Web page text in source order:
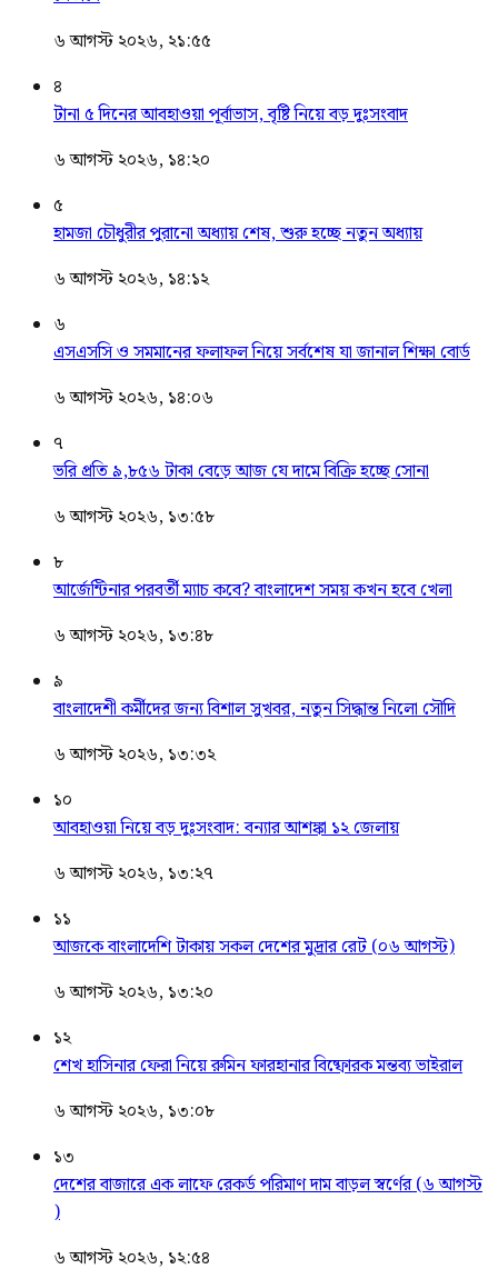
৬ আগস্ট ২০২৬, ২১:৫৫
৪
টানা ৫ দিনের আবহাওয়া পূর্বাভাস, বৃষ্টি নিয়ে বড় দুঃসংবাদ
৬ আগস্ট ২০২৬, ১৪:২০
৫
হামজা চৌধুরীর পুরানো অধ্যায় শেষ, শুরু হচ্ছে নতুন অধ্যায়
৬ আগস্ট ২০২৬, ১৪:১২
৬
এসএসসি ও সমমানের ফলাফল নিয়ে সর্বশেষ যা জানাল শিক্ষা বোর্ড
৬ আগস্ট ২০২৬, ১৪:০৬
৭
ভরি প্রতি ৯,৮৫৬ টাকা বেড়ে আজ যে দামে বিক্রি হচ্ছে সোনা
৬ আগস্ট ২০২৬, ১৩:৫৮
৮
আর্জেন্টিনার পরবর্তী ম্যাচ কবে? বাংলাদেশ সময় কখন হবে খেলা
৬ আগস্ট ২০২৬, ১৩:৪৮
৯
বাংলাদেশী কর্মীদের জন্য বিশাল সুখবর, নতুন সিদ্ধান্ত নিলো সৌদি
৬ আগস্ট ২০২৬, ১৩:৩২
১০
আবহাওয়া নিয়ে বড় দুঃসংবাদ: বন্যার আশঙ্কা ১২ জেলায়
৬ আগস্ট ২০২৬, ১৩:২৭
১১
আজকে বাংলাদেশি টাকায় সকল দেশের মুদ্রার রেট (০৬ আগস্ট)
৬ আগস্ট ২০২৬, ১৩:২০
১২
শেখ হাসিনার ফেরা নিয়ে রুমিন ফারহানার বিষ্ফোরক মন্তব্য ভাইরাল
৬ আগস্ট ২০২৬, ১৩:০৮
১৩
দেশের বাজারে এক লাফে রেকর্ড পরিমাণ দাম বাড়ল স্বর্ণের (৬ আগস্ট
)
৬ আগস্ট ২০২৬, ১২:৫৪